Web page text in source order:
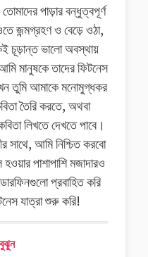
পাড়ার বন্ধুত্বপূর্ণ
জন্মগ্রহণ ও বেড়ে ওঠা,
চূড়ান্ত ভালো অবস্থায়
মানুষকে তাদের ফিটনেস
তুমি আমাকে মনোমুগ্ধকর
তৈরি করতে, অথবা
লিখতে দেখতে পাবে।
সাথে, আমি নিশ্চিত করবো
পাশাপাশি মজাদারও
প্রবাহিত করি
যাত্রা শুরু করি!